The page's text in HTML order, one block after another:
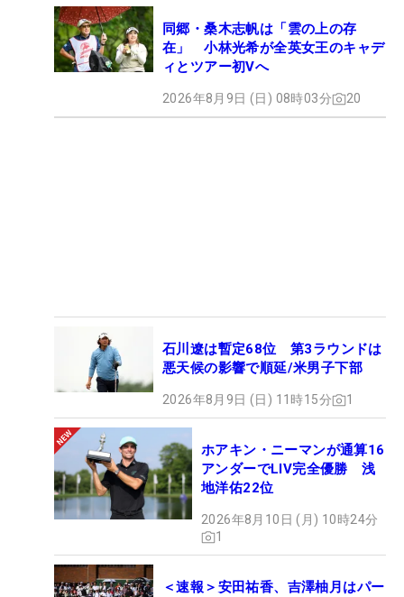
同郷・桑木志帆は「雲の上の存
在」 小林光希が全英女王のキャデ
ィとツアー初Vへ
2026年8月9日 (日) 08時03分 20
石川遼は暫定68位 第3ラウンドは
悪天候の影響で順延/米男子下部
2026年8月9日 (日) 11時15分 1
ホアキン・ニーマンが通算16
アンダーでLIV完全優勝 浅
地洋佑22位
2026年8月10日 (月) 10時24分
1
＜速報＞安田祐香、吉澤柚月はパー